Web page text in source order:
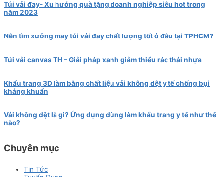
Túi vải đay- Xu hướng quà tặng doanh nghiệp siêu hot trong
năm 2023
Nên tìm xưởng may túi vải đay chất lượng tốt ở đâu tại TPHCM?
Túi vải canvas TH – Giải pháp xanh giảm thiểu rác thải nhựa
Khẩu trang 3D làm bằng chất liệu vải không dệt y tế chống bụi
kháng khuẩn
Vải không dệt là gì? Ứng dụng dùng làm khẩu trang y tế như thế
nào?
Chuyên mục
Tin Tức